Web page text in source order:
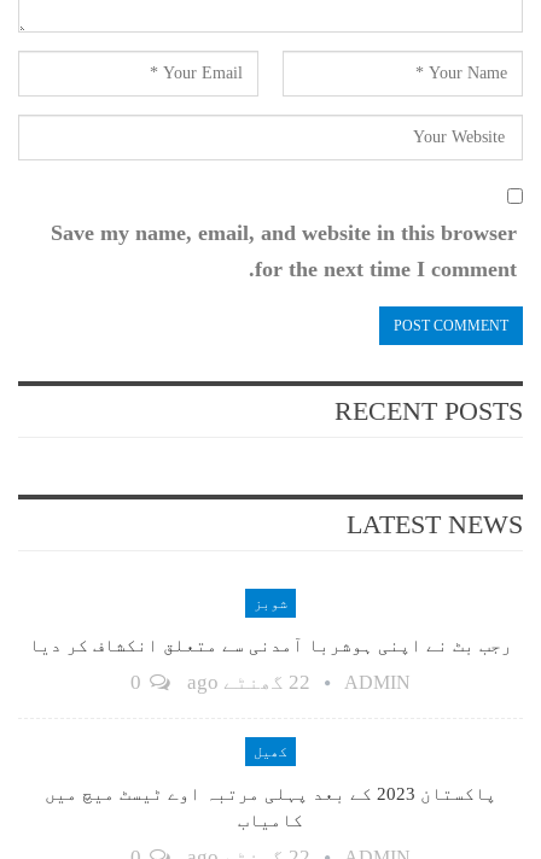
Save my name, email, and website in this browser
for the next time I comment.
RECENT POSTS
LATEST NEWS
شوبز
رجب بٹ نے اپنی ہوشربا آمدنی سے متعلق انکشاف کر دیا
ADMIN 22 گھنٹے ago
کھیل
پاکستان 2023 کے بعد پہلی مرتبہ اوے ٹیسٹ میچ میں
کامیاب